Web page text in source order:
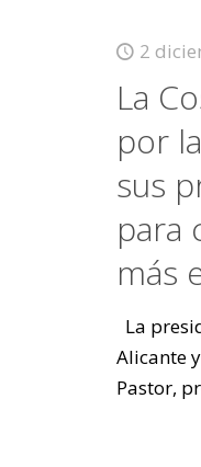
2
La
por
sus
para
más
La
Alicante
Pastor,